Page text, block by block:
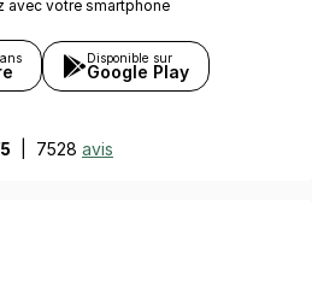
avec votre smartphone
Disponible sur
Google Play
7528 avis